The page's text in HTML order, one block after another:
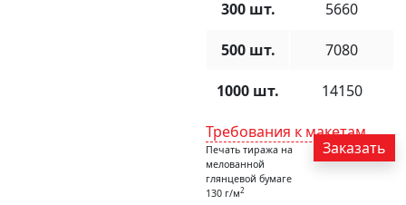
300 шт. 5660
500 шт. 7080
1000 шт. 14150
Требования к макетам
Заказать
Печать тиража на
мелованной
глянцевой бумаге
130 г/м2